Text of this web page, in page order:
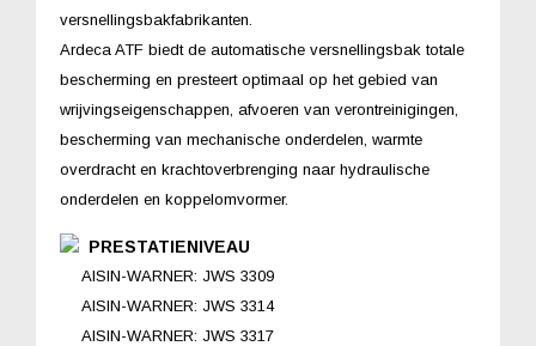
versnellingsbakfabrikanten.
Ardeca ATF biedt de automatische versnellingsbak totale
bescherming en presteert optimaal op het gebied van
wrijvingseigenschappen, afvoeren van verontreinigingen,
bescherming van mechanische onderdelen, warmte
overdracht en krachtoverbrenging naar hydraulische
onderdelen en koppelomvormer.
PRESTATIENIVEAU
AISIN-WARNER: JWS 3309
AISIN-WARNER: JWS 3314
AISIN-WARNER: JWS 3317